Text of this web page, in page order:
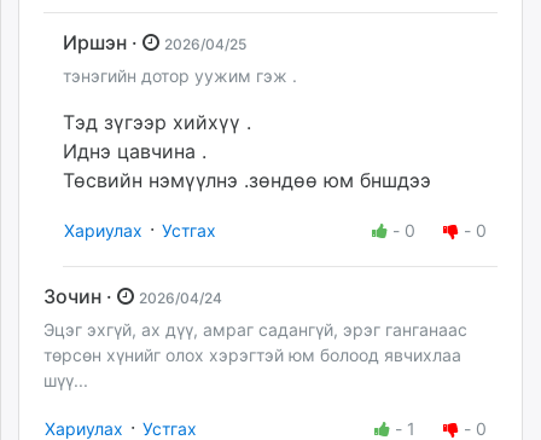
Иршэн · 2026/04/25
тэнэгийн дотор уужим гэж .
Тэд зүгээр хийхүү .
Иднэ цавчина .
Төсвийн нэмүүлнэ .зөндөө юм бншдээ
Хариулах · Устгах - 0 - 0
Зочин · 2026/04/24
Эцэг эхгүй, ах дүү, амраг садангүй, эрэг ганганаас
төрсөн хүнийг олох хэрэгтэй юм болоод явчихлаа
шүү...
Хариулах · Устгах - 1 - 0